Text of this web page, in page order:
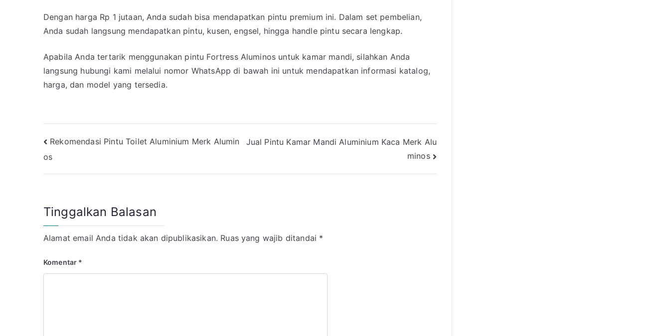
Dengan harga Rp 1 jutaan, Anda sudah bisa mendapatkan pintu premium ini. Dalam set pembelian,
Anda sudah langsung mendapatkan pintu, kusen, engsel, hingga handle pintu secara lengkap.
Apabila Anda tertarik menggunakan pintu Fortress Aluminos untuk kamar mandi, silahkan Anda
langsung hubungi kami melalui nomor WhatsApp di bawah ini untuk mendapatkan informasi katalog,
harga, dan model yang tersedia.
Navigasi
pos
Rekomendasi Pintu Toilet Aluminium Merk Alumin
os
Jual Pintu Kamar Mandi Aluminium Kaca Merk Alu
minos
Tinggalkan Balasan
Alamat email Anda tidak akan dipublikasikan. Ruas yang wajib ditandai *
Komentar *